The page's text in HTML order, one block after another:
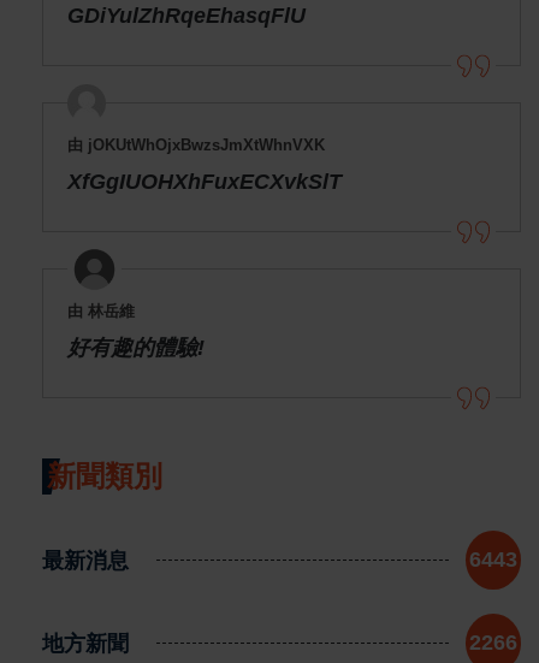
GDiYulZhRqeEhasqFlU
由 jOKUtWhOjxBwzsJmXtWhnVXK
XfGgIUOHXhFuxECXvkSlT
由 林岳維
好有趣的體驗!
新聞類別
最新消息 6443
地方新聞 2266